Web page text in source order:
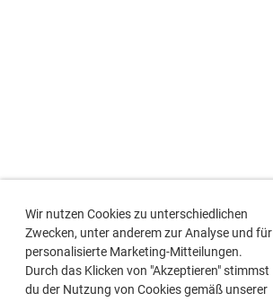
Wir nutzen Cookies zu unterschiedlichen
Zwecken, unter anderem zur Analyse und für
personalisierte Marketing-Mitteilungen.
Durch das Klicken von "Akzeptieren" stimmst
du der Nutzung von Cookies gemäß unserer